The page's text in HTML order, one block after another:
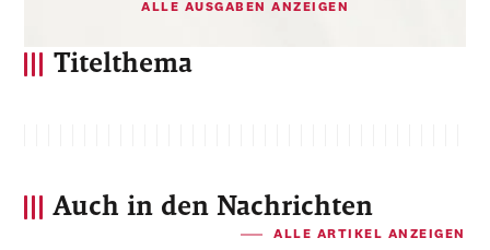
Titelthema
ALLE AUSGABEN ANZEIGEN
Auch in den Nachrichten
ALLE ARTIKEL ANZEIGEN